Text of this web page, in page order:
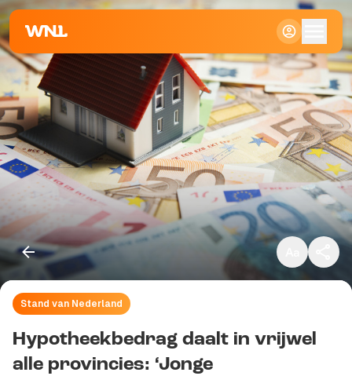
Klein
Standaard
Groot
Stand van Nederland
Hypotheekbedrag daalt in vrijwel
alle provincies: ‘Jonge